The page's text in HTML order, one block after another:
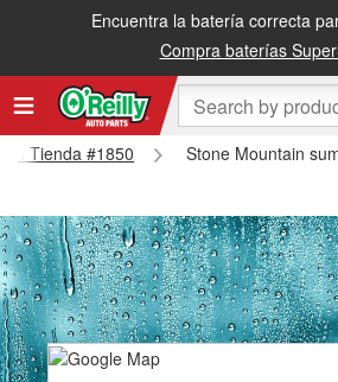
Encuentra la batería correcta
Compra baterías
Tienda #1850
Stone Mountain